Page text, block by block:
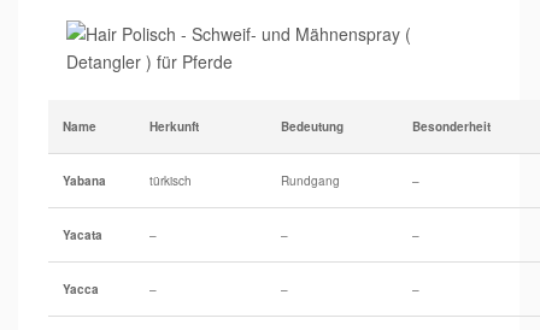
Name Herkunft Bedeutung Besonderheit
Yabana türkisch Rundgang –
Yacata – – –
Yacca – – –